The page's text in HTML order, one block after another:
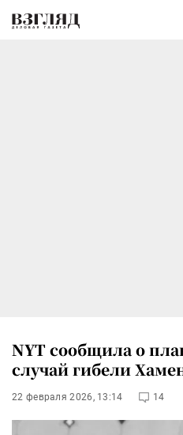
NYT сообщила о
случай гибели
22 февраля 2026, 13:14 14